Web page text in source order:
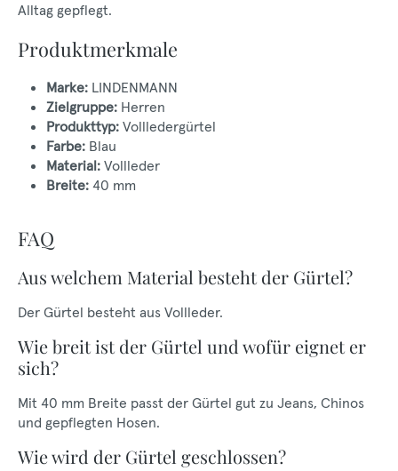
Alltag gepflegt.
Produktmerkmale
Marke: LINDENMANN
Zielgruppe: Herren
Produkttyp: Vollledergürtel
Farbe: Blau
Material: Vollleder
Breite: 40 mm
FAQ
Aus welchem Material besteht der Gürtel?
Der Gürtel besteht aus Vollleder.
Wie breit ist der Gürtel und wofür eignet er
sich?
Mit 40 mm Breite passt der Gürtel gut zu Jeans, Chinos
und gepflegten Hosen.
Wie wird der Gürtel geschlossen?